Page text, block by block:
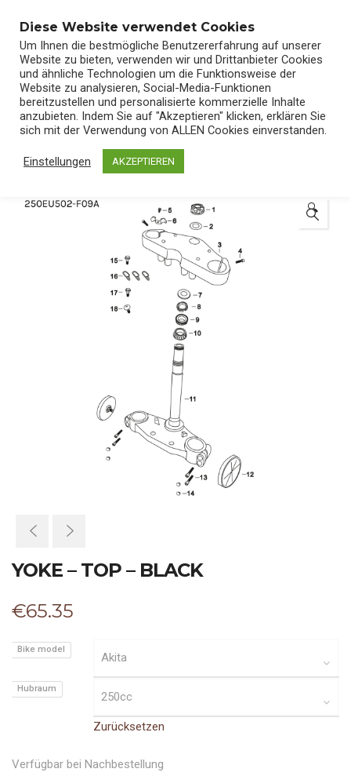
Start/Shop/Ersatzteile
🔍
YOKE – TOP – BLACK
€65.35
Bike model
Hubraum
Zurücksetzen
Verfügbar bei Nachbestellung
Diese Website verwendet Cookies
Um Ihnen die bestmögliche Benutzererfahrung auf unserer
Website zu bieten, verwenden wir und Drittanbieter Cookies
und ähnliche Technologien um die Funktionsweise der
Website zu analysieren, Social-Media-Funktionen
bereitzustellen und personalisierte kommerzielle Inhalte
anzubieten. Indem Sie auf "Akzeptieren" klicken, erklären Sie
sich mit der Verwendung von ALLEN Cookies einverstanden.
Einstellungen AKZEPTIEREN